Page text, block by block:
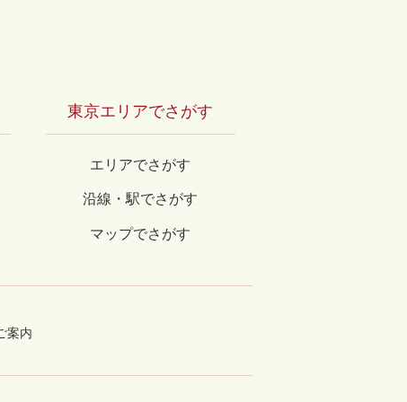
東京エリアでさがす
エリアでさがす
沿線・駅でさがす
マップでさがす
案内